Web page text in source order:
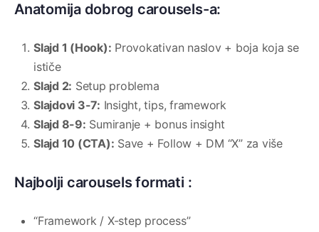
Anatomija dobrog carousels-a:
Slajd 1 (Hook): Provokativan naslov + boja koja se
ističe
Slajd 2: Setup problema
Slajdovi 3-7: Insight, tips, framework
Slajd 8-9: Sumiranje + bonus insight
Slajd 10 (CTA): Save + Follow + DM “X” za više
Najbolji carousels formati :
“Framework / X-step process”